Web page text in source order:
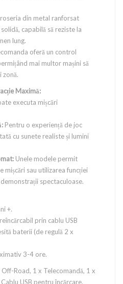
din metal ranforsat
capabilă să reziste la
lung.
oferă un control
mai multor mașini să
zonă.
Maximă:
executa mișcări
Pentru o experiență de joc
cu sunete realiste și lumini
Unele modele permit
mișcări sau utilizarea funcției
spectaculoase.
+.
prin cablu USB
baterii (de regulă 2 x
3-4 ore.
Off-Road, 1 x Telecomandă, 1 x
USB pentru încărcare.